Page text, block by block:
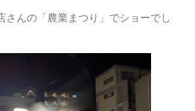
さんの「農業まつり」でショーでし